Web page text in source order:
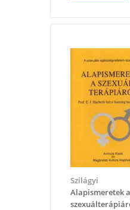
Szilágyi
Alapismeretek a